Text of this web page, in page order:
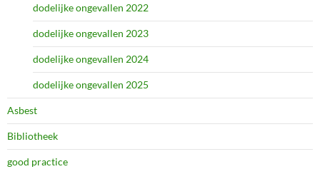
dodelijke ongevallen 2022
dodelijke ongevallen 2023
dodelijke ongevallen 2024
dodelijke ongevallen 2025
Asbest
Bibliotheek
good practice